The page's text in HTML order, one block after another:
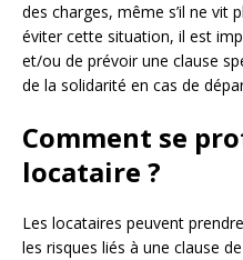
des charges, même s’il ne vit
éviter cette situation, il est
et/ou de prévoir une clause
de la solidarité en cas de
Comment se
locataire ?
Les locataires peuvent
les risques liés à une clause